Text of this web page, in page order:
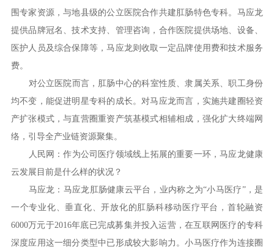
围专家资源，与地县级的公立医院合作共建肛肠特色专科。马应龙
提供品牌冠名、技术支持、管理咨询，合作医院提供场地、设备、
医护人员及综合保障等，马应龙则收取一定品牌使用费和技术服务
费。
对公立医院而言，肛肠中心的科室性质、隶属关系、职工身份
均不变，能促进明星专科的成长。对马应龙而言，实施共建圈轻资
产扩张模式，与直营圈重资产筑基模式相辅相成，强化扩大终端网
络，引导全产业链资源聚集。
人民网：作为公司医疗领域线上拓展的重要一环，马应龙健康
云发展目前是什么样的状况？
马应龙：马应龙肛肠健康云平台，业内称之为“小马医疗”，是
一个专业化、垂直化、开放化的肛肠科移动医疗平台，首轮融资
6000万元于2016年底已完成募集并投入运营，在互联网医疗的专科
深度应用这一细分类型中已形成较大影响力。小马医疗作为连接圈